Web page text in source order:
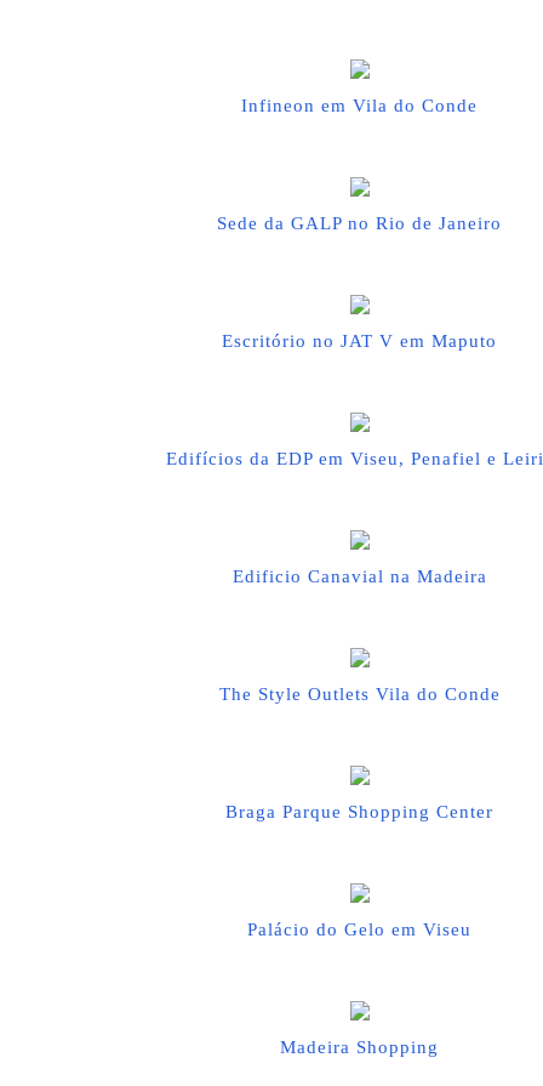
Infineon em Vila do Conde
Sede da GALP no Rio de Janeiro
Escritório no JAT V em Maputo
Edifícios da EDP em Viseu, Penafiel e
Edificio Canavial na Madeira
The Style Outlets Vila do Conde
Braga Parque Shopping Center
Palácio do Gelo em Viseu
Madeira Shopping